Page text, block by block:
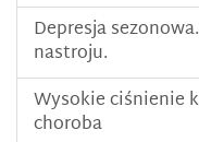
Depresja
nastroju.
Wysokie ciśnienie
choroba